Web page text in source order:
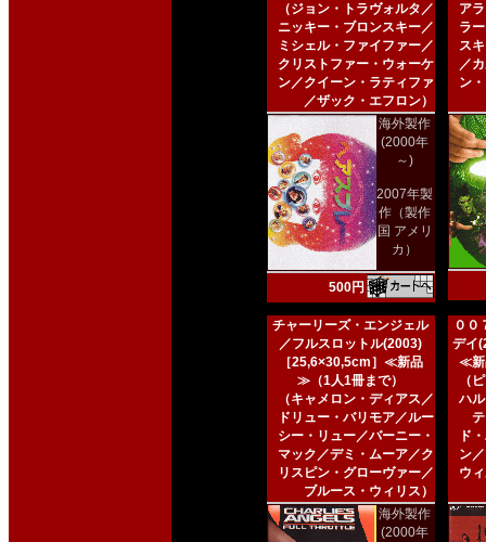
（ジョン・トラヴォルタ／
ニッキー・ブロンスキー／
ミシェル・ファイファー／
クリストファー・ウォーケ
ン／クイーン・ラティファ
／ザック・エフロン）
海外製作
(2000年
～)
2007年製
作（製作
国 アメリ
カ）
500円
ア
ラ
ス
／
ン
チャーリーズ・エンジェル
／フルスロットル(2003)
［25,6×30,5cm］≪新品
≫（1人1冊まで）
（キャメロン・ディアス／
ドリュー・バリモア／ルー
シー・リュー／バーニー・
マック／デミ・ムーア／ク
リスピン・グローヴァー／
ブルース・ウィリス）
海外製作
(2000年
００
デイ
≪新
（
ハ
ド
ン
ウ